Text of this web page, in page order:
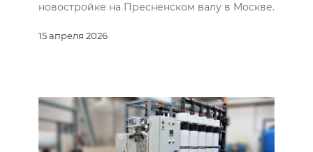
15 апреля 2026
новостройке на Пресненском валу в Москве.